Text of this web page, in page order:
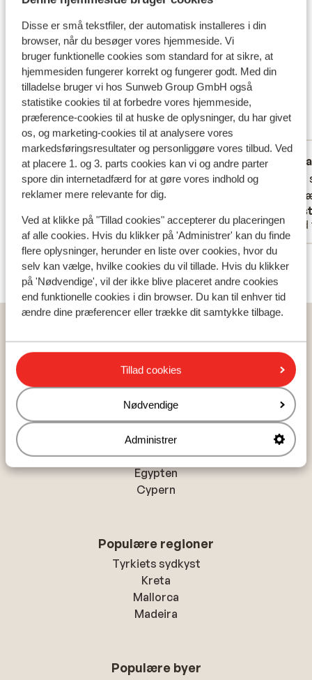
Disse er små tekstfiler, der automatisk installeres i din
browser, når du besøger vores hjemmeside. Vi
bruger funktionelle cookies som standard for at sikre, at
hjemmesiden fungerer korrekt og fungerer godt. Med din
tilladelse bruger vi hos Sunweb Group GmbH også
statistike cookies til at forbedre vores hjemmeside,
præference-cookies til at huske de oplysninger, du har givet
os, og marketing-cookies til at analysere vores
markedsføringsresultater og personliggøre vores tilbud. Ved
at placere 1. og 3. parts cookies kan vi og andre parter
spore din internetadfærd for at gøre vores indhold og
reklamer mere relevante for dig.
Ved at klikke på "Tillad cookies" accepterer du placeringen
af alle cookies. Hvis du klikker på 'Administrer' kan du finde
flere oplysninger, herunder en liste over cookies, hvor du
selv kan vælge, hvilke cookies du vil tillade. Hvis du klikker
på 'Nødvendige', vil der ikke blive placeret andre cookies
end funktionelle cookies i din browser. Du kan til enhver tid
ændre dine præferencer eller trække dit samtykke tilbage.
Tillad cookies
Nødvendige
Administrer
kan I både vælge at nyde solen på stranden eller på en
liggestol ved de dejlige swimmingpools. Der er sågar en
flydebro fra stranden, som fører dig direkte ud til det
flotte koralrev – Husk derfor snorkelmasken.
Hvad gæster synes
Dette er 100 % ægte kundeanmeldelser, der ærligt
afspejler deres oplevelser med vores produkt.
Mere om anmeldelser
8.9 Fabelagtig
4 oplevelser
Mest booket af med partner
10 Fabelagtig
30. sep. 2023
Godt hotel og super service
Godt hotel og super service
Med partner
Se alle 4 anmeldelser
Grand Oasis Resort
Populære lande
Tyrkiet
Grækenland
Egypten
Cypern
Populære regioner
Tyrkiets sydkyst
Kreta
Mallorca
Madeira
Populære byer